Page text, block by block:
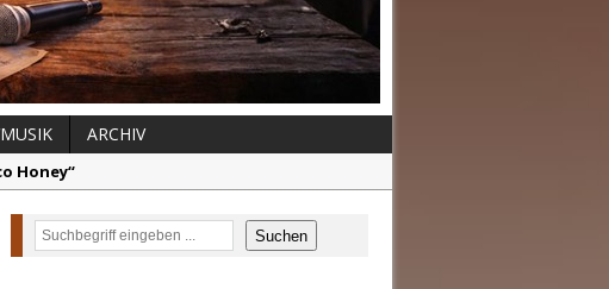
ARCHIV
Honey“
und Shaboozey im Fokus
Suchen Suchen